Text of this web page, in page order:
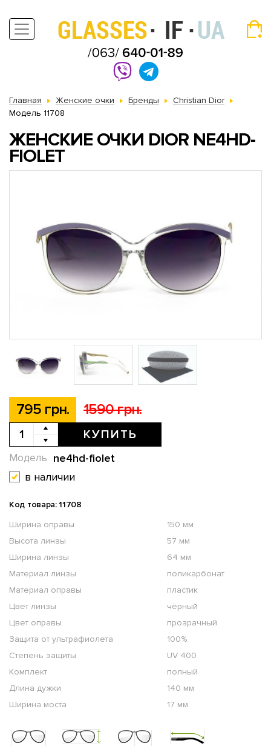
Главная Женские очки Бренды
Christian Dior
Модель 11708
ЖЕНСКИЕ ОЧКИ DIOR NE4HD-
FIOLET
795 грн. 1590 грн.
КУПИТЬ
ne4hd-fiolet
Модель
в наличии
Код товара: 11708
Ширина оправы
150 мм
Высота линзы
57 мм
Ширина линзы
64 мм
Материал линзы
поликарбонат
Материал оправы
пластик
Цвет линзы
чёрный
Цвет оправы
прозрачный
Защита от ультрафиолета
100%
Степень защиты
UV 400
Комплект
полный
Длина дужки
140 мм
Ширина моста
17 мм